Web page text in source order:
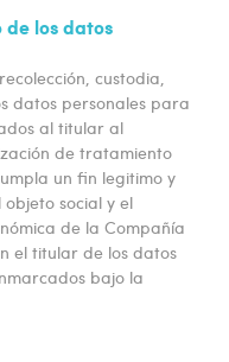
los datos
custodia,
datos personales para
al titular al
de tratamiento
un fin legitimo y
social y el
de la Compañía
el titular de los datos
bajo la